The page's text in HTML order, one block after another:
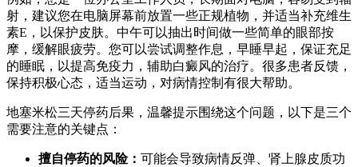
射，建议您在电脑屏幕前放置一些正规植物，并适当补充维生
素E，以保护皮肤。中午可以抽出时间做一些简单的眼部按
摩，缓解眼疲劳。您可以尝试调整作息，早睡早起，保证充足
的睡眠，以提高免疫力，辅助白癜风的治疗。很多患者反馈，
保持积极心态，适当运动，对病情控制有很大帮助。
地塞米松三天停药后果，温馨提示围绕这个问题，以下是三个
需要注意的关键点：
擅自停药的风险： 可能会导致病情反弹、肾上腺皮质功